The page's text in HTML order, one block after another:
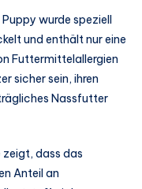
wurde speziell
und enthält nur eine
Futtermittelallergien
sicher sein, ihren
Nassfutter
zeigt, dass das
Anteil an